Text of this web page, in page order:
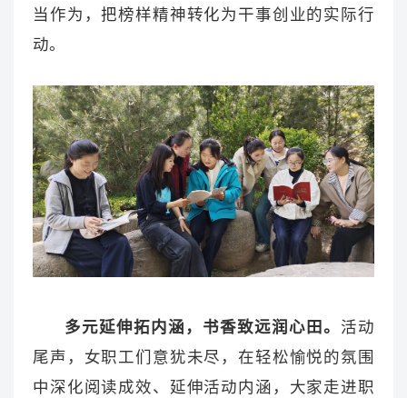
当作为，把榜样精神转化为干事创业的实际行
动。
多元延伸拓内涵，书香致远润心田。 活动
尾声，女职工们意犹未尽，在轻松愉悦的氛围
中深化阅读成效、延伸活动内涵，大家走进职